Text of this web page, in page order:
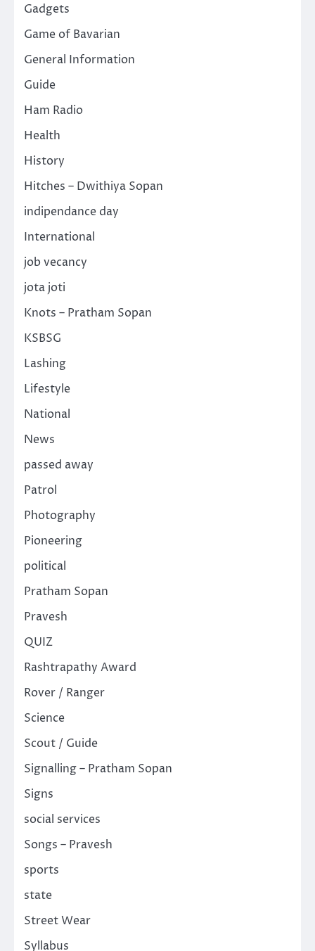
Gadgets
Game of Bavarian
General Information
Guide
Ham Radio
Health
History
Hitches – Dwithiya Sopan
indipendance day
International
job vecancy
jota joti
Knots – Pratham Sopan
KSBSG
Lashing
Lifestyle
National
News
passed away
Patrol
Photography
Pioneering
political
Pratham Sopan
Pravesh
QUIZ
Rashtrapathy Award
Rover / Ranger
Science
Scout / Guide
Signalling – Pratham Sopan
Signs
social services
Songs – Pravesh
sports
state
Street Wear
Syllabus